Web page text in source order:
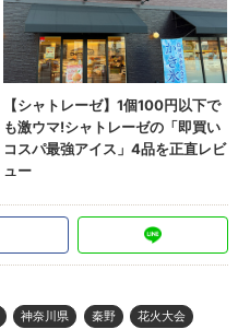
神奈川県 秦野 花火大会